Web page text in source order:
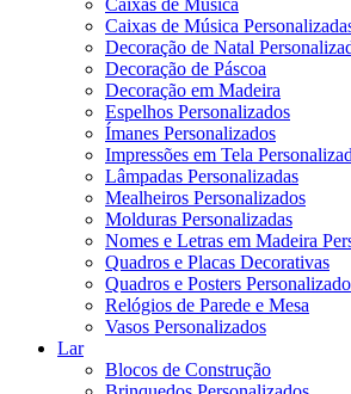
Caixas de Música
Decoração de Natal
Decoração de Páscoa
Decoração em Madeira
Espelhos Personalizados
Ímanes Personalizados
Impressões em Tela
Lâmpadas Personalizadas
Mealheiros Personalizados
Molduras Personalizadas
Nomes e Letras em Madeira
Quadros e Placas Decorativas
Quadros e Posters
Relógios de Parede e Mesa
Vasos Personalizados
Lar
Blocos de Construção